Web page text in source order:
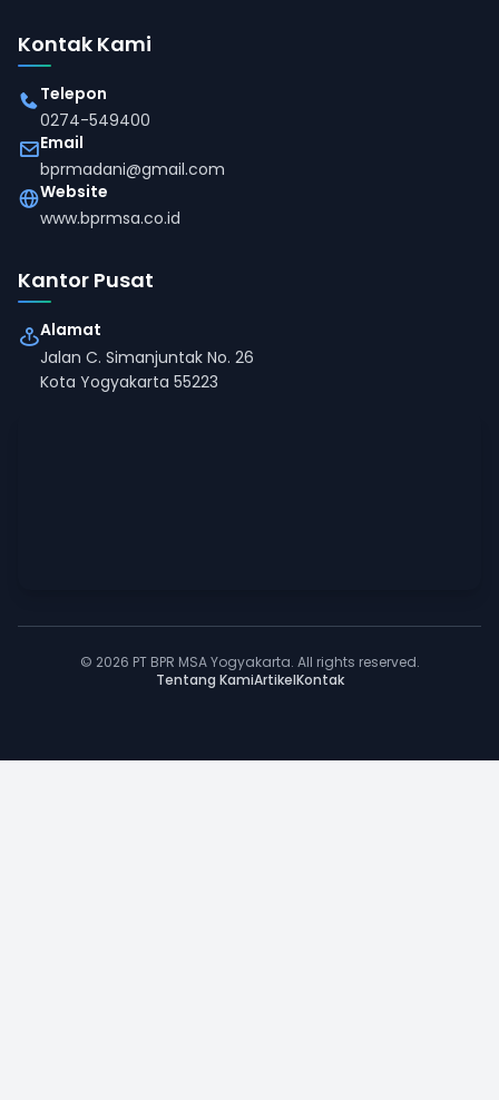
Kontak Kami
Telepon
0274-549400
Email
bprmadani@gmail.com
Website
www.bprmsa.co.id
Kantor Pusat
Alamat
Jalan C. Simanjuntak No. 26
Kota Yogyakarta 55223
© 2026 PT BPR MSA Yogyakarta. All rights reserved.
Tentang KamiArtikelKontak